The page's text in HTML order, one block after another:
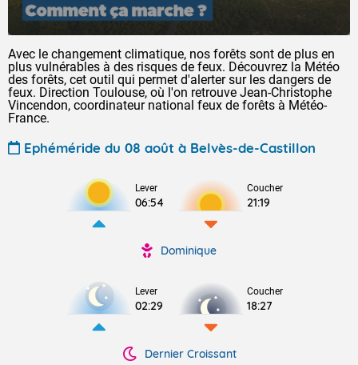
Avec le changement climatique, nos forêts sont de plus en
plus vulnérables à des risques de feux. Découvrez la Météo
des forêts, cet outil qui permet d'alerter sur les dangers de
feux. Direction Toulouse, où l'on retrouve Jean-Christophe
Vincendon, coordinateur national feux de forêts à Météo-
France.
Ephéméride du 08 août à Belvès-de-Castillon
Lever
06:54
Coucher
21:19
Dominique
Lever
02:29
Coucher
18:27
Dernier Croissant